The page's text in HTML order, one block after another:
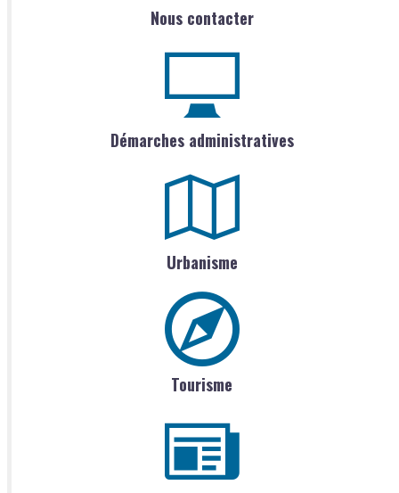
Nous contacter
Démarches administratives
Urbanisme
Tourisme